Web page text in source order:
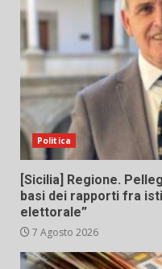
Politica
[Sicilia] Regione.
basi dei rapporti fra
elettorale”
7 Agosto 2026